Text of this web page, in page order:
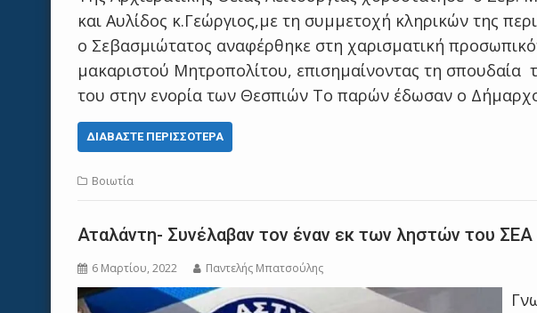
και Αυλίδος κ.Γεώργιος,με τη συμμετοχή κληρικών της
ο Σεβασμιώτατος αναφέρθηκε στη χαρισματική
μακαριστού Μητροπολίτου, επισημαίνοντας τη σπουδαία
του στην ενορία των Θεσπιών Το παρών έδωσαν ο
ΔΙΑΒΆΣΤΕ ΠΕΡΙΣΣΌΤΕΡΑ
Βοιωτία
Αταλάντη- Συνέλαβαν τον έναν εκ των ληστών του
6 Μαρτίου, 2022 Παντελής Μπατσούλης